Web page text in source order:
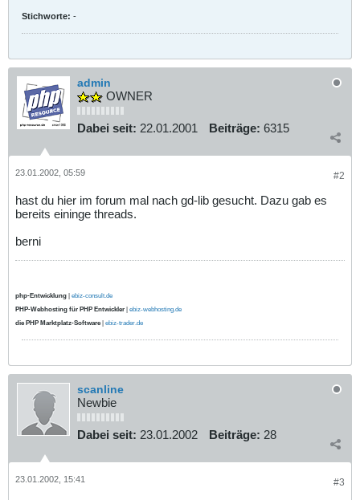
Stichworte: -
admin
OWNER
Dabei seit: 22.01.2001 Beiträge: 6315
#2
23.01.2002, 05:59
hast du hier im forum mal nach gd-lib gesucht. Dazu gab es
bereits eininge threads.
berni
php-Entwicklung | ebiz-consult.de
PHP-Webhosting für PHP Entwickler | ebiz-webhosting.de
die PHP Marktplatz-Software | ebiz-trader.de
scanline
Newbie
Dabei seit: 23.01.2002 Beiträge: 28
#3
23.01.2002, 15:41